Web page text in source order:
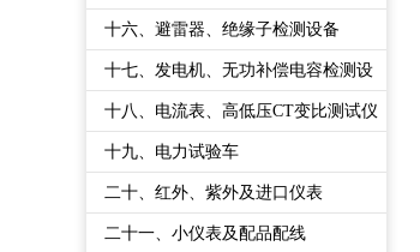
十六、避雷器、绝缘子检测设备
十七、发电机、无功补偿电容检测设
十八、电流表、高低压CT变比测试仪
十九、电力试验车
二十、红外、紫外及进口仪表
二十一、小仪表及配品配线